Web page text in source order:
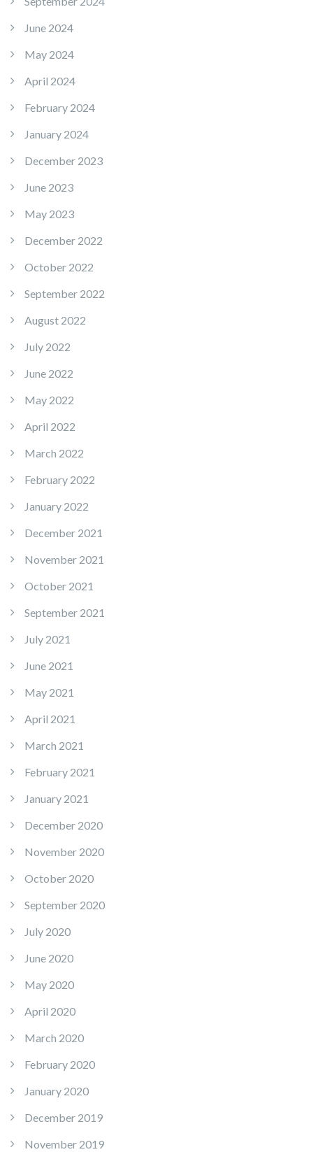
June 2024
May 2024
April 2024
February 2024
January 2024
December 2023
June 2023
May 2023
December 2022
October 2022
September 2022
August 2022
July 2022
June 2022
May 2022
April 2022
March 2022
February 2022
January 2022
December 2021
November 2021
October 2021
September 2021
July 2021
June 2021
May 2021
April 2021
March 2021
February 2021
January 2021
December 2020
November 2020
October 2020
September 2020
July 2020
June 2020
May 2020
April 2020
March 2020
February 2020
January 2020
December 2019
November 2019